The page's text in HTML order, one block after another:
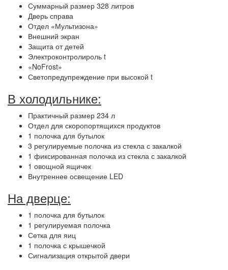
Суммарный размер 328 литров
Дверь справа
Отдел «Мультизона»
Внешний экран
Защита от детей
Электроконтролироль t
«NoFrost»
Светопредупреждение при высокой t
В холодильнике:
Практичный размер 234 л
Отдел для скоропортящихся продуктов
1 полочка для бутылок
3 регулируемые полочка из стекла с закалкой
1 фиксированная полочка из стекла с закалкой
1 овощной ящичек
Внутреннее освещение LED
На дверце:
1 полочка для бутылок
1 регулируемая полочка
Сетка для яиц
1 полочка с крышечкой
Сигнализация открытой двери